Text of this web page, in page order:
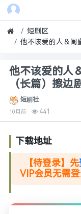
短剧区
他不该爱的人＆闺
他不该爱的人
（长篇）擦边
短剧社
10月前 441
下载地址
【待登录】先
VIP会员无需登